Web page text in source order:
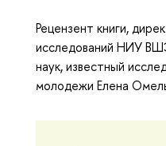
Рецензент книги,
исследований НИУ
наук, известный
молодежи Елена